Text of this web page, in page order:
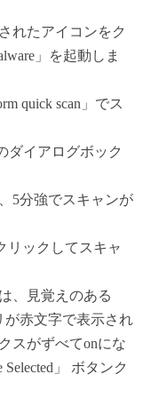
れたアイコンをク
」を起動しま
quick scan」でス
ダイアログボック
5分強でスキャンが
リックしてスキャ
、見覚えのある
が赤文字で表示され
スがずべてonにな
」 ボタンク